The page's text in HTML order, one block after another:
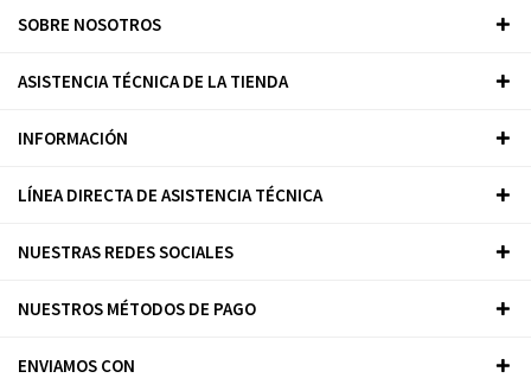
SOBRE NOSOTROS
ASISTENCIA TÉCNICA DE LA TIENDA
INFORMACIÓN
LÍNEA DIRECTA DE ASISTENCIA TÉCNICA
NUESTRAS REDES SOCIALES
NUESTROS MÉTODOS DE PAGO
ENVIAMOS CON